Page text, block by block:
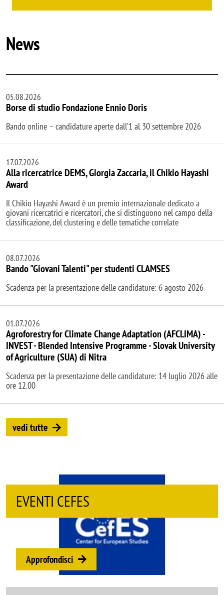
News
05.08.2026
Borse di studio Fondazione Ennio Doris
Bando online – candidature aperte dall’1 al 30 settembre 2026
17.07.2026
Alla ricercatrice DEMS, Giorgia Zaccaria, il Chikio Hayashi
Award
Il Chikio Hayashi Award è un premio internazionale dedicato a
giovani ricercatrici e ricercatori, che si distinguono nel campo della
classificazione, del clustering e delle tematiche correlate
08.07.2026
Bando "Giovani Talenti" per studenti CLAMSES
Scadenza per la presentazione delle candidature: 6 agosto 2026
01.07.2026
Agroforestry for Climate Change Adaptation (AFCLIMA) -
INVEST - Blended Intensive Programme - Slovak University
of Agriculture (SUA) di Nitra
Scadenza per la presentazione delle candidature: 14 luglio 2026 alle
ore 12.00
vedi tutte